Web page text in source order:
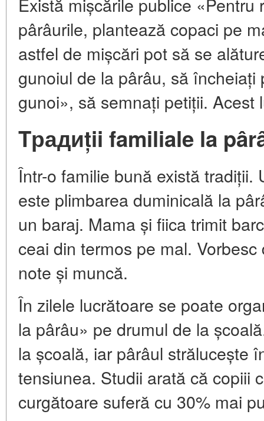
pârâurile, plantează copaci pe
astfel de mișcări pot să se
gunoiul de la pârâu, să
gunoi», să semnați petiții. Acest
Tрадиții familiale la
Într-o familie bună există tradiții.
este plimbarea duminicală la
un baraj. Mama și fiica trimit
ceai din termos pe mal.
note și muncă.
În zilele lucrătoare se poate
la pârâu» pe drumul de la
la școală, iar pârâul strălucește
tensiunea. Studii arată că copiii
curgătoare suferă cu 30% mai